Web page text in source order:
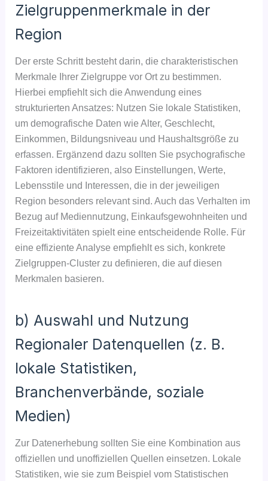
Zielgruppenmerkmale in der
Region
Der erste Schritt besteht darin, die charakteristischen
Merkmale Ihrer Zielgruppe vor Ort zu bestimmen.
Hierbei empfiehlt sich die Anwendung eines
strukturierten Ansatzes: Nutzen Sie lokale Statistiken,
um demografische Daten wie Alter, Geschlecht,
Einkommen, Bildungsniveau und Haushaltsgröße zu
erfassen. Ergänzend dazu sollten Sie psychografische
Faktoren identifizieren, also Einstellungen, Werte,
Lebensstile und Interessen, die in der jeweiligen
Region besonders relevant sind. Auch das Verhalten im
Bezug auf Mediennutzung, Einkaufsgewohnheiten und
Freizeitaktivitäten spielt eine entscheidende Rolle. Für
eine effiziente Analyse empfiehlt es sich, konkrete
Zielgruppen-Cluster zu definieren, die auf diesen
Merkmalen basieren.
b) Auswahl und Nutzung
Regionaler Datenquellen (z. B.
lokale Statistiken,
Branchenverbände, soziale
Medien)
Zur Datenerhebung sollten Sie eine Kombination aus
offiziellen und unoffiziellen Quellen einsetzen. Lokale
Statistiken, wie sie zum Beispiel vom Statistischen